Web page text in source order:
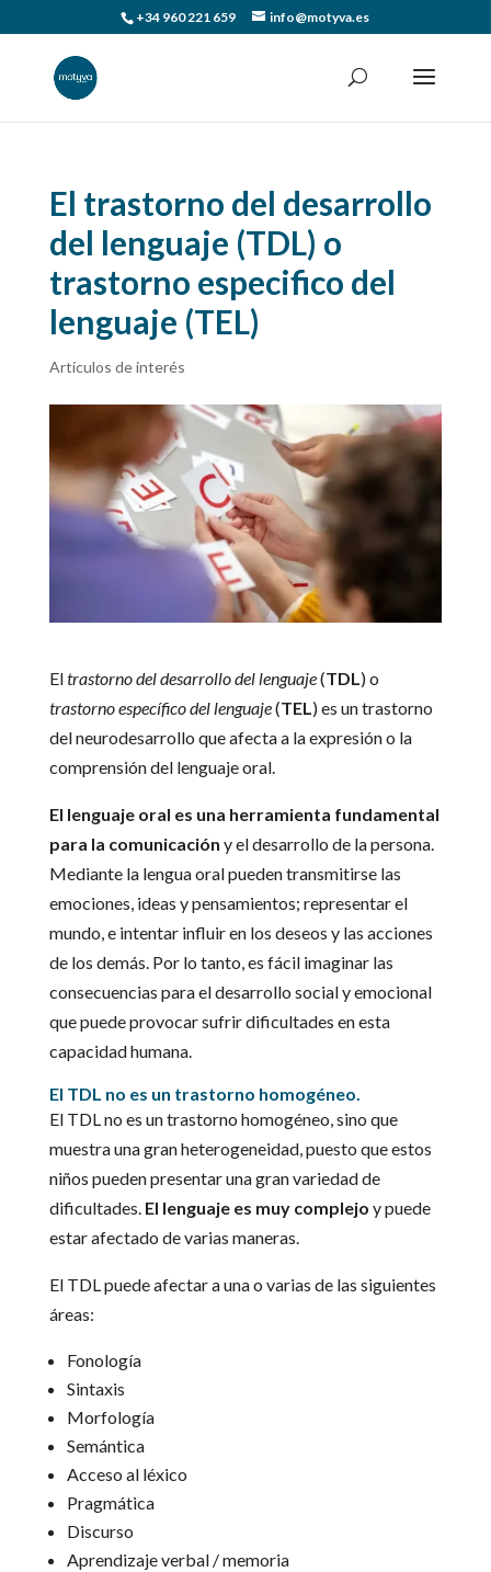
+34 960 221 659 info@motyva.es
El trastorno del desarrollo
del lenguaje (TDL) o
trastorno especifico del
lenguaje (TEL)
Artículos de interés
Eltrastorno del desarrollo del lenguaje(TDL) o
trastorno específico del lenguaje(TEL) es un trastorno
del neurodesarrollo que afecta a la expresión o la
comprensión del lenguaje oral.
El lenguaje oral es una herramienta fundamental
para la comunicación y el desarrollo de la persona.
Mediante la lengua oral pueden transmitirse las
emociones, ideas y pensamientos; representar el
mundo, e intentar influir en los deseos y las acciones
de los demás. Por lo tanto, es fácil imaginar las
consecuencias para el desarrollo social y emocional
que puede provocar sufrir dificultades en esta
capacidad humana.
El TDL no es un trastorno homogéneo.
El TDL no es un trastorno homogéneo, sino que
muestra una gran heterogeneidad, puesto que estos
niños pueden presentar una gran variedad de
dificultades. El lenguaje es muy complejo y puede
estar afectado de varias maneras.
El TDL puede afectar a una o varias de las siguientes
áreas:
Fonología
Sintaxis
Morfología
Semántica
Acceso al léxico
Pragmática
Discurso
Aprendizaje verbal / memoria